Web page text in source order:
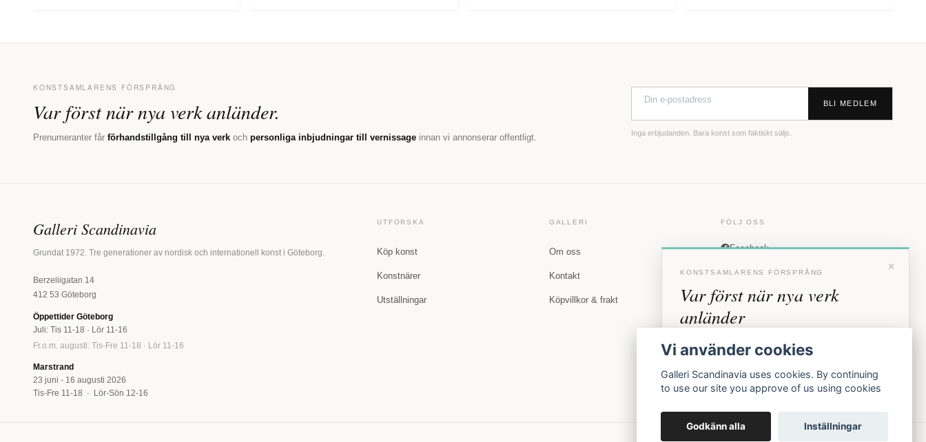
KONSTSAMLARENS FÖRSPRÅNG
Var först när nya verk anländer.
Prenumeranter får förhandstillgång till nya verk och personliga inbjudningar till vernissage innan vi annonserar offentligt.
BLI MEDLEM
Inga erbjudanden. Bara konst som faktiskt säljs.
Galleri Scandinavia
Grundat 1972. Tre generationer av nordisk och internationell konst i Göteborg.
Berzeliigatan 14
412 53 Göteborg
Öppettider Göteborg
Juli: Tis 11-18 · Lör 11-16
Fr.o.m. augusti: Tis-Fre 11-18 · Lör 11-16
Marstrand
23 juni - 16 augusti 2026
Tis-Fre 11-18 · Lör-Sön 12-16
UTFORSKA
Köp konst
Konstnärer
Utställningar
GALLERI
Om oss
Kontakt
Köpvillkor & frakt
FÖLJ OSS
Facebook
×
KONSTSAMLARENS FÖRSPRÅNG
Var först när nya verk
anländer
Förhandstillgång till nya verk och personliga
inbjudningar till vernissage, innan vi annonserar
offentligt.
Vi använder cookies
Galleri Scandinavia uses cookies. By continuing
to use our site you approve of us using cookies
Godkänn alla Inställningar